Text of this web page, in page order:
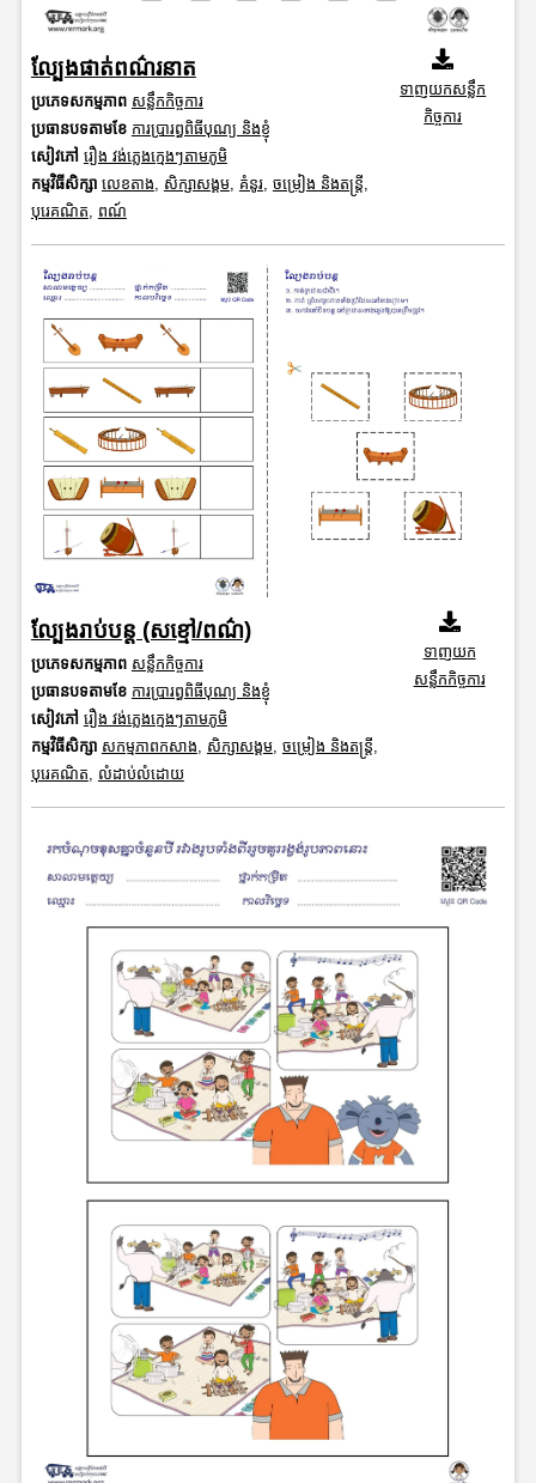
ល្បែងផាត់ពណ៌រនាត
ប្រភេទសកម្មភាព សន្លឹកកិច្ចការ
ប្រធានបទតាមខែ ការប្រារព្ធពិធីបុណ្យ និងខ្ញុំ
សៀវភៅ រឿង វង់ភ្លេងក្មេងៗតាមភូមិ
កម្មវិធីសិក្សា លេខតាង សិក្សាសង្គម, គំនូរ, ចម្រៀង និងតន្ត្រី
បុរេគណិត
ពណ៍
ទាញយកសន្លឹក
កិច្ចការ
ល្បែងរាប់បន្ត (សខ្មៅ/ពណ៌)
ប្រភេទសកម្មភាព សន្លឹកកិច្ចការ
ប្រធានបទតាមខែ ការប្រារព្ធពិធីបុណ្យ និងខ្ញុំ
សៀវភៅ រឿង វង់ភ្លេងក្មេងៗតាមភូមិ
កម្មវិធីសិក្សា សកម្មភាពកសាង, សិក្សាសង្គម, ចម្រៀង និងតន្ត្រី,
បុរេគណិត, លំដាប់លំដោយ
ទាញយក
សន្លឹកកិច្ចការ